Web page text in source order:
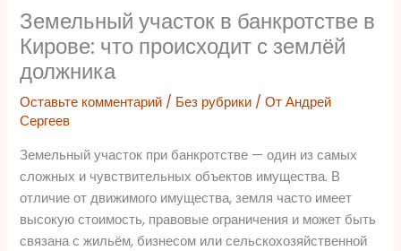
Земельный участок в банкротстве в
Кирове: что происходит с землёй
должника
Оставьте комментарий / Без рубрики / ОтАндрей
Сергеев
Земельный участок при банкротстве — один из самых
сложных и чувствительных объектов имущества. В
отличие от движимого имущества, земля часто имеет
высокую стоимость, правовые ограничения и может быть
связана с жильём, бизнесом или сельскохозяйственной